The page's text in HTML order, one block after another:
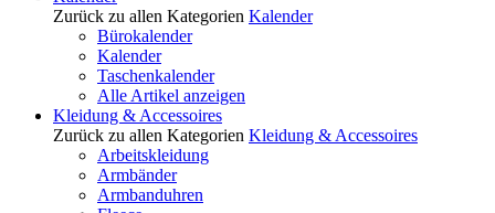
Zurück zu allen Kategorien Kalender
Bürokalender
Kalender
Taschenkalender
Alle Artikel anzeigen
Kleidung & Accessoires
Zurück zu allen Kategorien Kleidung & Accessoires
Arbeitskleidung
Armbänder
Armbanduhren